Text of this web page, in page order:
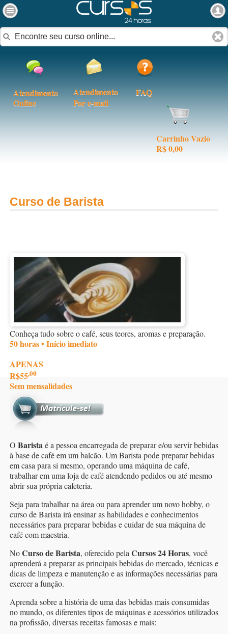
Atendimento
Online
Atendimento
Por e-mail
FAQ
Carrinho Vazio
R$ 0,00
Curso de Barista
Conheça tudo sobre o café, seus teores, aromas e preparação.
50 horas • Início imediato
APENAS
R$55,00
Sem mensalidades
O Baristaé a pessoa encarregada de preparar e/ou servir bebidas
à base de café em um balcão. Um Barista pode preparar bebidas
em casa para si mesmo, operando uma máquina de café,
trabalhar em uma loja de café atendendo pedidos ou até mesmo
abrir sua própria cafeteria.
Seja para trabalhar na área ou para aprender um novo hobby, o
curso de Barista irá ensinar as habilidades e conhecimentos
necessários para preparar bebidas e cuidar de sua máquina de
café com maestria.
NoCurso de Barista, oferecido pela Cursos 24 Horas, você
aprenderá a preparar as principais bebidas do mercado, técnicas e
dicas de limpeza e manutenção e as informações necessárias para
exercer a função.
Aprenda sobre a história de uma das bebidas mais consumidas
no mundo, os diferentes tipos de máquinas e acessórios utilizados
na profissão, diversas receitas famosas e mais: